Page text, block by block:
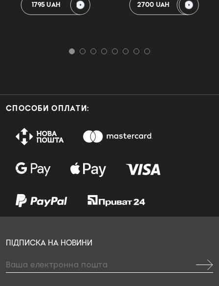
1795 UAH 2700 UAH
СПОСОБИ ОПЛАТИ:
ПІДПИСКА НА НОВИНИ